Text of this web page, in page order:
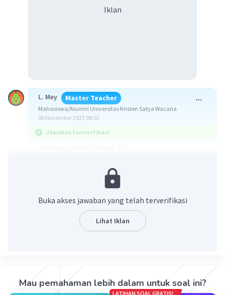
Iklan
L. Mey Master Teacher
Mahasiswa/Alumni Universitas Kristen Satya Wacana
06 November 2023 08:02
Jawaban terverifikasi
a,b,c : sisi sisi pada segitiga
Mencari keliling segitiga jika dinyatakan dalam p
Keliling = 5p +8p +10p
Beri Rating·0.0 (0) Balas
Buka akses jawaban yang telah terverifikasi
Lihat Iklan
Mau pemahaman lebih dalam untuk soal ini?
LATIHAN SOAL GRATIS!